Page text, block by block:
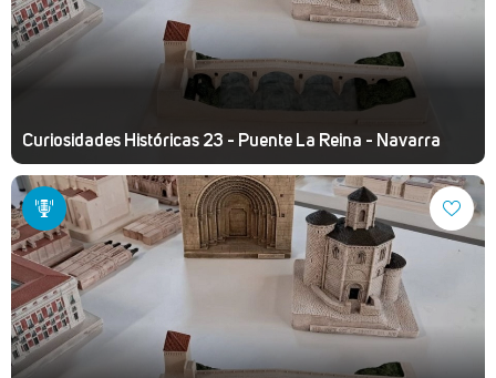
Curiosidades Históricas 23 - Puente La Reina - Navarra